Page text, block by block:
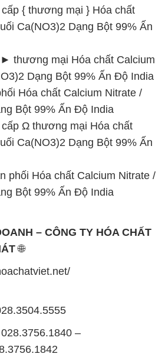
{ thương mại } Hóa chất
Ca(NO3)2 Dạng Bột 99% Ấn
thương mại Hóa chất Calcium
Dạng Bột 99% Ấn Độ India
Hóa chất Calcium Nitrate /
Bột 99% Ấn Độ India
Ω thương mại Hóa chất
Ca(NO3)2 Dạng Bột 99% Ấn
phối Hóa chất Calcium Nitrate /
Bột 99% Ấn Độ India
– CÔNG TY HÓA CHẤT
🌐
–